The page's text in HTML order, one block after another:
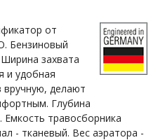
от
Бензиновый
захвата
и удобная
вручную, делают
Глубина
Емкость травосборника
- тканевый. Вес аэратора -